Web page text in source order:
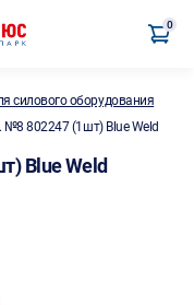
0
силового оборудования
№8 802247 (1шт) Blue Weld
Blue Weld